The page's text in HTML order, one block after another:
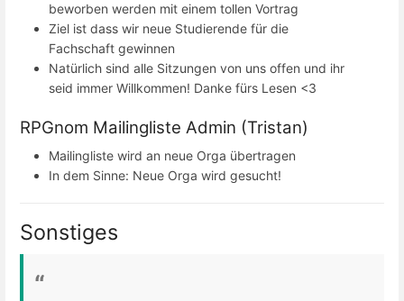
beworben werden mit einem tollen Vortrag
Ziel ist dass wir neue Studierende für die
Fachschaft gewinnen
Natürlich sind alle Sitzungen von uns offen und ihr
seid immer Willkommen! Danke fürs Lesen <3
RPGnom Mailingliste Admin (Tristan)
Mailingliste wird an neue Orga übertragen
In dem Sinne: Neue Orga wird gesucht!
Sonstiges